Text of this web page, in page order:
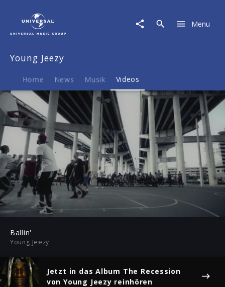
Video
Ballin'
Menu
Young Jeezy
Home News Musik Videos
Play
-04:44
Mute
Play
Ballin'
Young Jeezy
Jetzt in das Album The Recession
von Young Jeezy reinhören